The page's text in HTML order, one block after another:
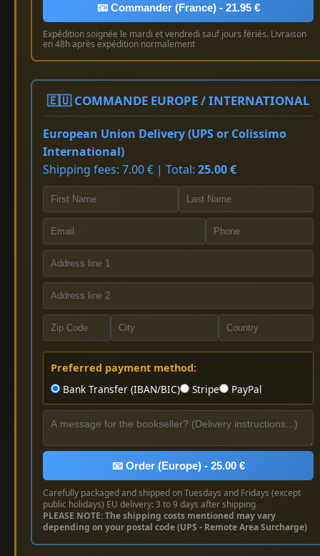
📧 Commander (France) - 21.95 €
Expédition soignée le mardi et vendredi sauf jours fériés. Livraison
en 48h après expédition normalement
🇪🇺 COMMANDE EUROPE / INTERNATIONAL
European Union Delivery (UPS or Colissimo
International)
Shipping fees: 7.00 € | Total: 25.00 €
Preferred payment method:
Bank Transfer (IBAN/BIC)
Stripe PayPal
📧 Order (Europe) - 25.00 €
Carefully packaged and shipped on Tuesdays and Fridays (except
public holidays) EU delivery: 3 to 9 days after shipping
PLEASE NOTE: The shipping costs mentioned may vary
depending on your postal code (UPS - Remote Area Surcharge)